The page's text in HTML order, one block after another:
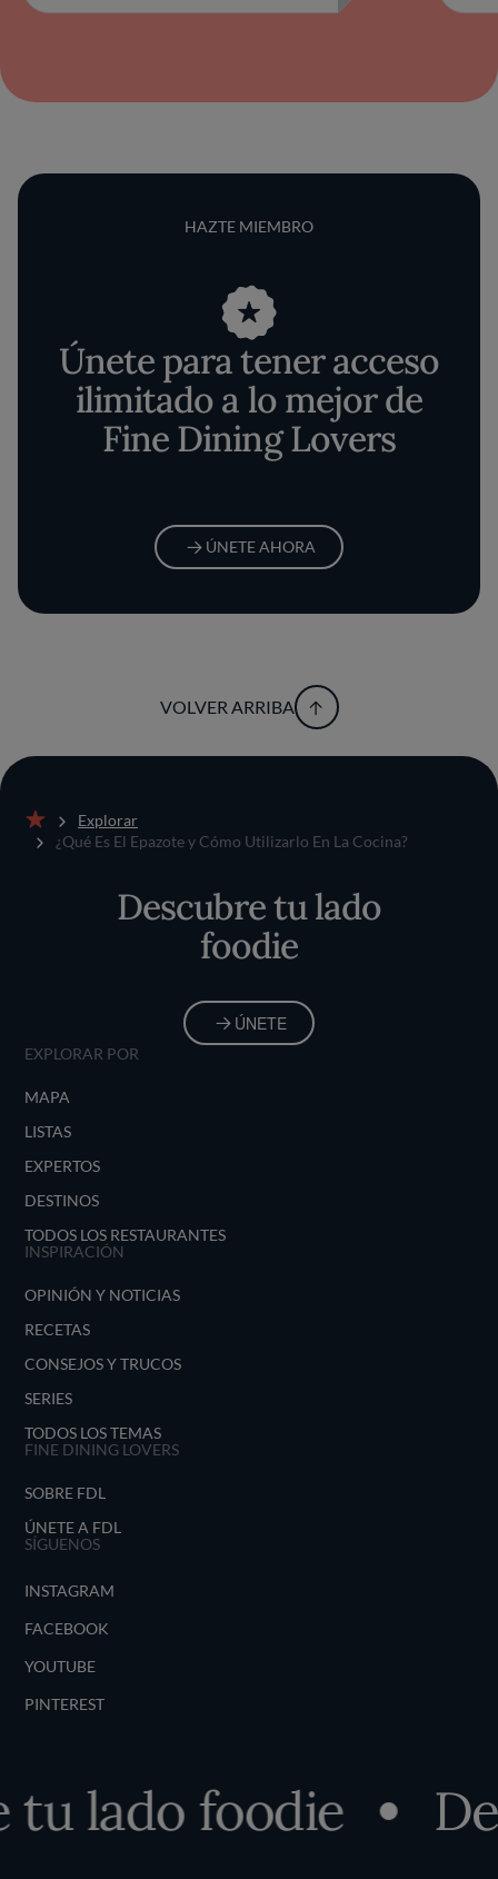
HAZTE MIEMBRO
Únete para tener acceso
ilimitado a lo mejor de
Fine Dining Lovers
ÚNETE AHORA
VOLVER ARRIBA
Inicio
Explorar
¿Qué Es El Epazote y Cómo Utilizarlo En La Cocina?
Descubre tu lado
foodie
ÚNETE
EXPLORAR POR
MAPA
LISTAS
EXPERTOS
DESTINOS
TODOS LOS RESTAURANTES
INSPIRACIÓN
OPINIÓN Y NOTICIAS
RECETAS
CONSEJOS Y TRUCOS
SERIES
TODOS LOS TEMAS
FINE DINING LOVERS
SOBRE FDL
ÚNETE A FDL
SÍGUENOS
INSTAGRAM
FACEBOOK
YOUTUBE
PINTEREST
lado foodie